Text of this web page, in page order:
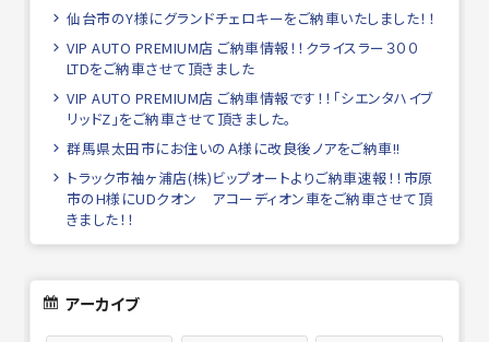
仙台市のY様にグランドチェロキーをご納車いたしました！！
VIP AUTO PREMIUM店 ご納車情報！！クライスラー３００
LTDをご納車させて頂きました
VIP AUTO PREMIUM店 ご納車情報です！！「シエンタハイブ
リッドZ」をご納車させて頂きました。
群馬県太田市にお住いのＡ様に改良後ノアをご納車!!
トラック市袖ヶ浦店(株)ビップオートよりご納車速報！！市原
市のH様にUDクオン アコーディオン車をご納車させて頂
きました！！
アーカイブ